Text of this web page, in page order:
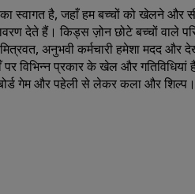
स्वागत है, जहाँ हम बच्चों को खेलने और
देते हैं। किड्स ज़ोन छोटे बच्चों वाले
अनुभवी कर्मचारी हमेशा मदद और
पर विभिन्न प्रकार के खेल और गतिविधियां
गेम और पहेली से लेकर कला और शिल्प।